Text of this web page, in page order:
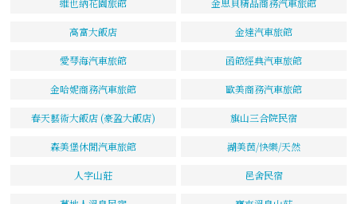
高富大飯店 金達汽車旅館
愛琴海汽車旅館 函館經典汽車旅館
金哈妮商務汽車旅館 歐美商務汽車旅館
春天藝術大飯店 (豪盈大飯店) 旗山三合院民宿
森美堡休閒汽車旅館 湖美茵/快樂/天然
人字山莊 邑舍民宿